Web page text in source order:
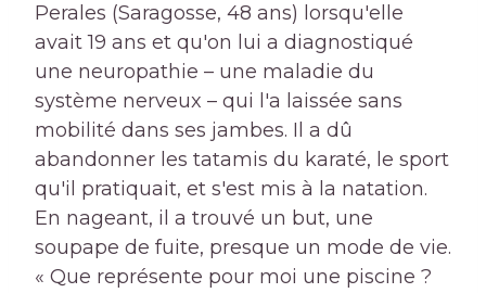
Perales (Saragosse, 48 ans) lorsqu'elle
avait 19 ans et qu'on lui a diagnostiqué
une neuropathie – une maladie du
système nerveux – qui l'a laissée sans
mobilité dans ses jambes. Il a dû
abandonner les tatamis du karaté, le sport
qu'il pratiquait, et s'est mis à la natation.
En nageant, il a trouvé un but, une
soupape de fuite, presque un mode de vie.
« Que représente pour moi une piscine ?